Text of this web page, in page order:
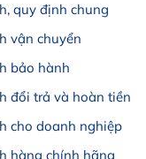
quy định chung
vận chuyển
bảo hành
đổi trả và hoàn tiền
cho doanh nghiệp
hàng chính hãng